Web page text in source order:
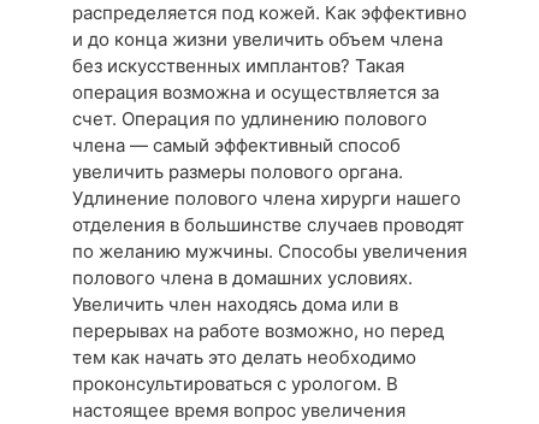
распределяется под кожей. Как эффективно
и до конца жизни увеличить объем члена
без искусственных имплантов? Такая
операция возможна и осуществляется за
счет. Операция по удлинению полового
члена — самый эффективный способ
увеличить размеры полового органа.
Удлинение полового члена хирурги нашего
отделения в большинстве случаев проводят
по желанию мужчины. Способы увеличения
полового члена в домашних условиях.
Увеличить член находясь дома или в
перерывах на работе возможно, но перед
тем как начать это делать необходимо
проконсультироваться с урологом. В
настоящее время вопрос увеличения